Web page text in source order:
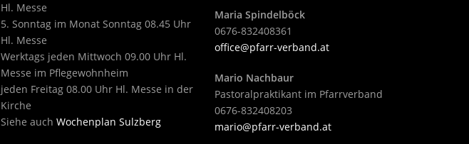
Hl. Messe
5. Sonntag im Monat Sonntag 08.45 Uhr
Hl. Messe
Werktags jeden Mittwoch 09.00 Uhr Hl.
Messe im Pflegewohnheim
jeden Freitag 08.00 Uhr Hl. Messe in der
Kirche
Siehe auch Wochenplan Sulzberg
Maria Spindelböck
0676-832408361
office@pfarr-verband.at
Mario Nachbaur
Pastoralpraktikant im Pfarrverband
0676-832408203
mario@pfarr-verband.at